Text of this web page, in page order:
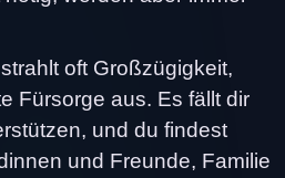
oft Großzügigkeit,
Fürsorge aus. Es fällt dir
und du findest
und Freunde, Familie